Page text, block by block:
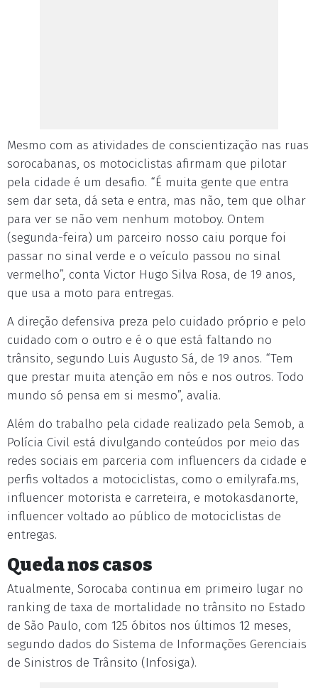
Mesmo com as atividades de conscientização nas ruas
sorocabanas, os motociclistas afirmam que pilotar
pela cidade é um desafio. “É muita gente que entra
sem dar seta, dá seta e entra, mas não, tem que olhar
para ver se não vem nenhum motoboy. Ontem
(segunda-feira) um parceiro nosso caiu porque foi
passar no sinal verde e o veículo passou no sinal
vermelho”, conta Victor Hugo Silva Rosa, de 19 anos,
que usa a moto para entregas.
A direção defensiva preza pelo cuidado próprio e pelo
cuidado com o outro e é o que está faltando no
trânsito, segundo Luis Augusto Sá, de 19 anos. “Tem
que prestar muita atenção em nós e nos outros. Todo
mundo só pensa em si mesmo”, avalia.
Além do trabalho pela cidade realizado pela Semob, a
Polícia Civil está divulgando conteúdos por meio das
redes sociais em parceria com influencers da cidade e
perfis voltados a motociclistas, como o emilyrafa.ms,
influencer motorista e carreteira, e motokasdanorte,
influencer voltado ao público de motociclistas de
entregas.
Queda nos casos
Atualmente, Sorocaba continua em primeiro lugar no
ranking de taxa de mortalidade no trânsito no Estado
de São Paulo, com 125 óbitos nos últimos 12 meses,
segundo dados do Sistema de Informações Gerenciais
de Sinistros de Trânsito (Infosiga).